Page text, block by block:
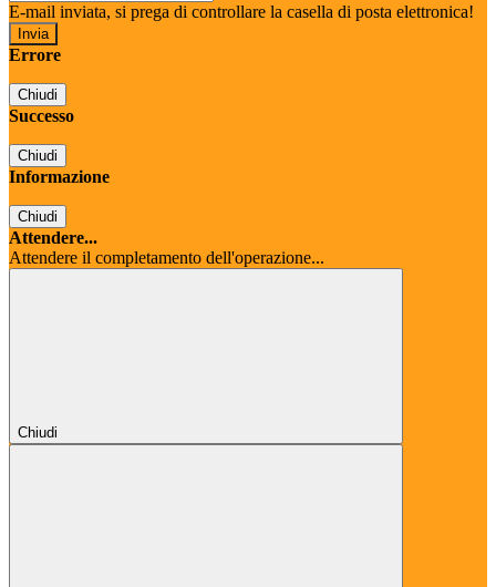
E-mail inviata, si prega di controllare la casella di posta elettronica!
Errore
Chiudi
Successo
Chiudi
Informazione
Chiudi
Attendere...
Attendere il completamento dell'operazione...
Chiudi